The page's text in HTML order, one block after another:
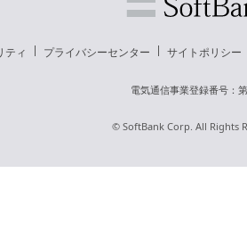
ティ プライバシーセンター サイトポリシー
電気通信事業登録番号：
© SoftBank Corp. All Rights